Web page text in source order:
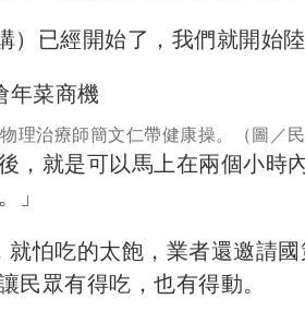
已經開始了，我們就開始陸
理治療師簡文仁帶健康操。（圖／民
，就是可以馬上在兩個小時
」
怕吃的太飽，業者還邀請
眾有得吃，也有得動。